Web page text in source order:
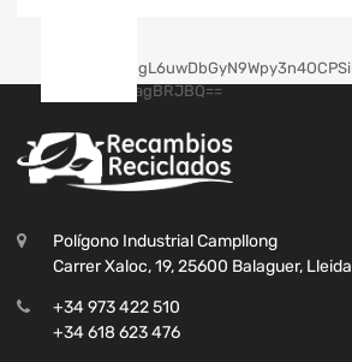
Polígono Industrial Campllong
Carrer Xaloc, 19, 25600 Balaguer, Lleida
+34 973 422 510
+34 618 623 476